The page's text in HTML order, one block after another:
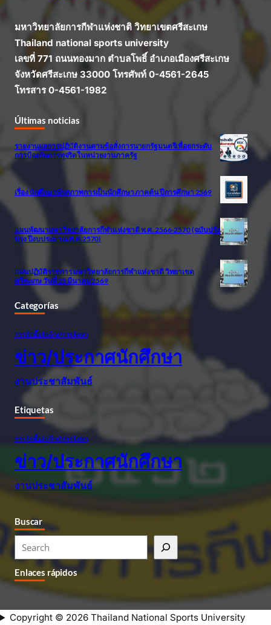
มหาวิทยาลัยการกีฬาแห่งชาติ วิทยาเขตศรีสะเกษ
Thailand national sports university
เลขที่ 771 ถนนทองมาก ตำบลโพธิ์ อำเภอเมืองศรีสะเกษ
จังหวัดศรีสะเกษ 33000 โทรศัพท์ 0-4561-2645
โทรสาร 0-4561-1982
Últimas noticias
รายงานผลการปฏิบัติงานตามข้อสั่งการนายกรัฐมนตรีเพื่อยกระดับ
การป้องกันการทุจริตในหน่วยงานภาครัฐ
เรื่อง นักศึกษาพ้นสภาพการเป็นนักศึกษา ภาคต้น ปีการศึกษา 2569
แผนพัฒนามหาวิทยาลัยการกีฬาแห่งชาติ พ.ศ. 2566-2570 (ฉบับปรัง
ปรุง ปีงบประมาณ พ.ศ.2570)
แผนปฏิบัติราชการ มหาวิทยาลัยการกีฬาแห่งชาติ วิทยาเขต
ศรีสะเกษ วันที่ 23 มีนาคม 2569
Categorías
การจัดซื้อจัดจ้าง/การจัดหา
ข่าว/ประกาศนักศึกษา
งานประชาสัมพันธ์
Etiquetas
การจัดซื้อจัดจ้าง/การจัดหา
ข่าว/ประกาศนักศึกษา
งานประชาสัมพันธ์
Buscar
e
a
r
h
Enlaces rápidos
Copyright © 2026 Thailand National Sports University